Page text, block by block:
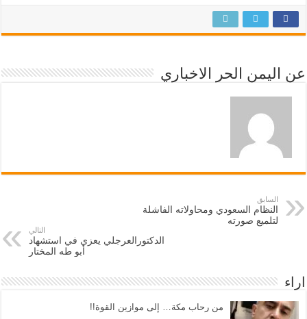
عن اليمن الحر الاخباري
السابق
النظام السعودي ومحاولاته الفاشلة
لتلميع صورته
التالي
الدكتورالعرجلي يعزي في استشهاد
أبو طه المختار
اراء
من رحاب مكة… إلى موازين القوة!!